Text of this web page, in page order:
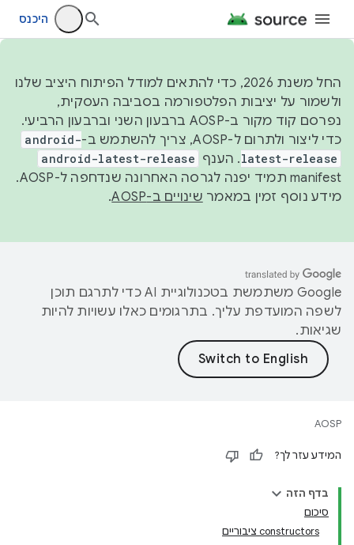
היכנס
החל משנת 2026, כדי להתאים למודל הפיתוח היציב שלנו
ולשמור על יציבות הפלטפורמה בסביבה העסקית,
נפרסם קוד מקור ב-AOSP ברבעון השני וברבעון הרביעי.
כדי ליצור ולתרום ל-AOSP, צריך להשתמש ב-
android-
latest-release. הענף android-latest-release
manifest תמיד יפנה לגרסה האחרונה שנדחפה ל-AOSP.
מידע נוסף זמין במאמר שינויים ב-AOSP .
‫Google משתמשת בטכנולוגיית AI כדי לתרגם תוכן
לשפה המועדפת עליך. בתרגומים כאלו עשויות להיות
שגיאות.
AOSP
המידע עזר לך?
בדף הזה
סיכום
‫constructors ציבוריים